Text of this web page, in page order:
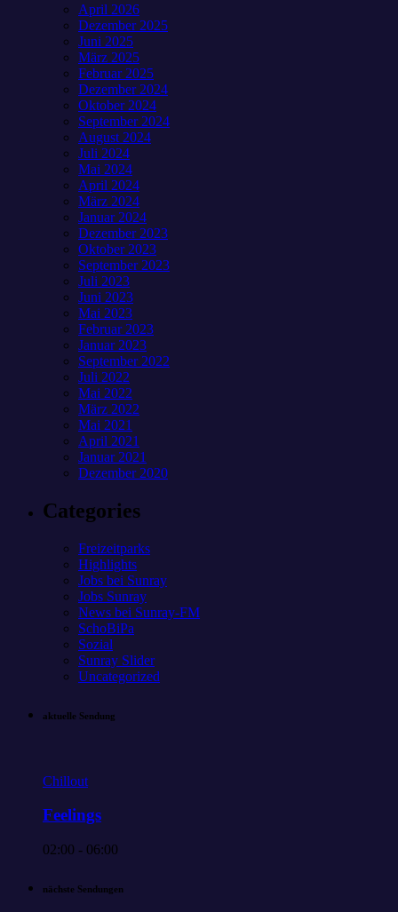
April 2026
Dezember 2025
Juni 2025
März 2025
Februar 2025
Dezember 2024
Oktober 2024
September 2024
August 2024
Juli 2024
Mai 2024
April 2024
März 2024
Januar 2024
Dezember 2023
Oktober 2023
September 2023
Juli 2023
Juni 2023
Mai 2023
Februar 2023
Januar 2023
September 2022
Juli 2022
Mai 2022
März 2022
Mai 2021
April 2021
Januar 2021
Dezember 2020
Categories
Freizeitparks
Highlights
Jobs bei Sunray
Jobs Sunray
News bei Sunray-FM
SchoBiPa
Sozial
Sunray Slider
Uncategorized
aktuelle Sendung
Chillout
Feelings
02:00 - 06:00
nächste Sendungen